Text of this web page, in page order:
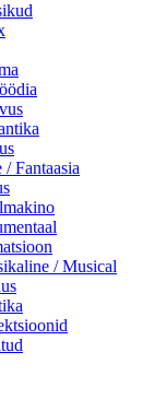
/ Fantaasia
/ Musical